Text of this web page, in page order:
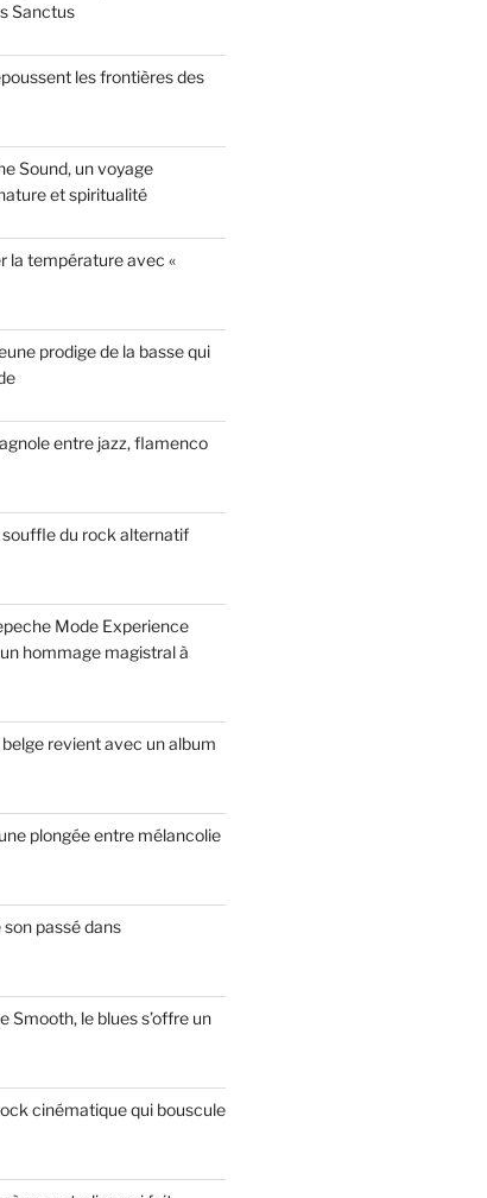
Sanctus
les frontières des
Sound, un voyage
et spiritualité
la température avec «
prodige de la basse qui
entre jazz, flamenco
souffle du rock alternatif
Mode Experience
hommage magistral à
revient avec un album
une plongée entre mélancolie
passé dans
Smooth, le blues s’offre un
cinématique qui bouscule